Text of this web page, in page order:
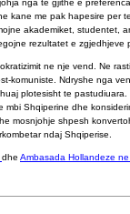
nga te gjithe e
kane me pak hapesire per
akademiket, studentet,
rezultatet e zgjedhjeve
ne nje vend. Ne
komuniste. Ndryshe nga
plotesisht te
Shqiperine dhe
mosnjohje shpesh
ndaj Shqiperise.
dhe Ambasada Hollandeze